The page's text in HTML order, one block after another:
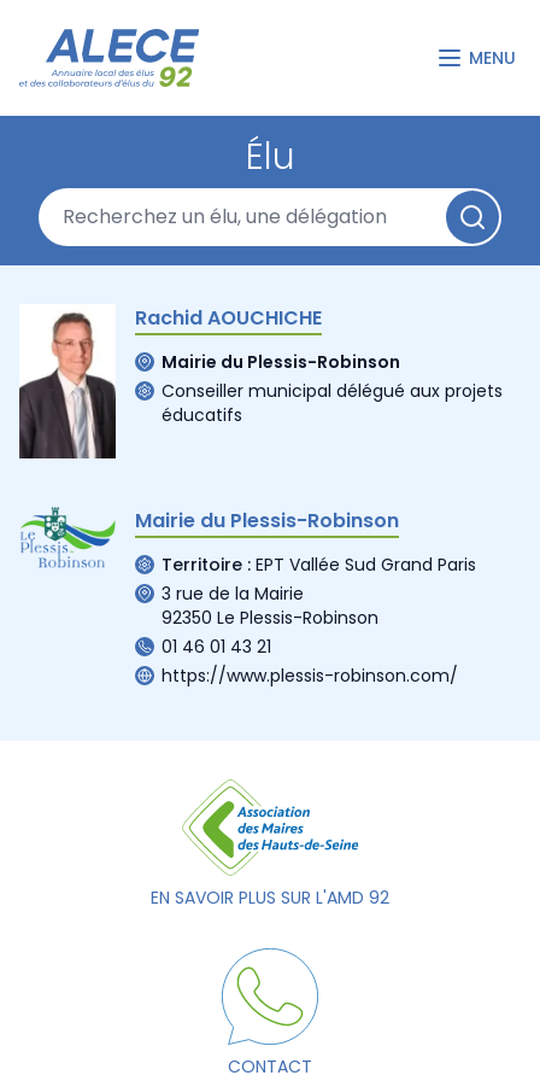
MENU
Élu
Rachid AOUCHICHE
Mairie du Plessis-Robinson
Conseiller municipal délégué aux projets
éducatifs
Mairie du Plessis-Robinson
Territoire : EPT Vallée Sud Grand Paris
3 rue de la Mairie
92350 Le Plessis-Robinson
01 46 01 43 21
https://www.plessis-robinson.com/
EN SAVOIR PLUS SUR L'AMD 92
CONTACT